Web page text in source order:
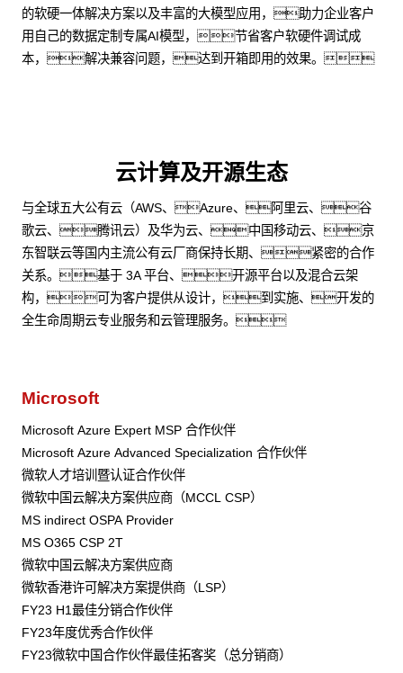
的软硬一体解决方案以及丰富的大模型应用，助力企业客户
用自己的数据定制专属AI模型，节省客户软硬件调试成
本，解决兼容问题，达到开箱即用的效果。
云计算及开源生态
与全球五大公有云（AWS、Azure、阿里云、谷
歌云、腾讯云）及华为云、中国移动云、京
东智联云等国内主流公有云厂商保持长期、紧密的合作
关系。基于 3A 平台、开源平台以及混合云架
构，可为客户提供从设计，到实施、开发的
全生命周期云专业服务和云管理服务。
Microsoft
Microsoft Azure Expert MSP 合作伙伴
Microsoft Azure Advanced Specialization 合作伙伴
微软人才培训暨认证合作伙伴
微软中国云解决方案供应商（MCCL CSP）
MS indirect OSPA Provider
MS O365 CSP 2T
微软中国云解决方案供应商
微软香港许可解决方案提供商（LSP）
FY23 H1最佳分销合作伙伴
FY23年度优秀合作伙伴
FY23微软中国合作伙伴最佳拓客奖（总分销商）